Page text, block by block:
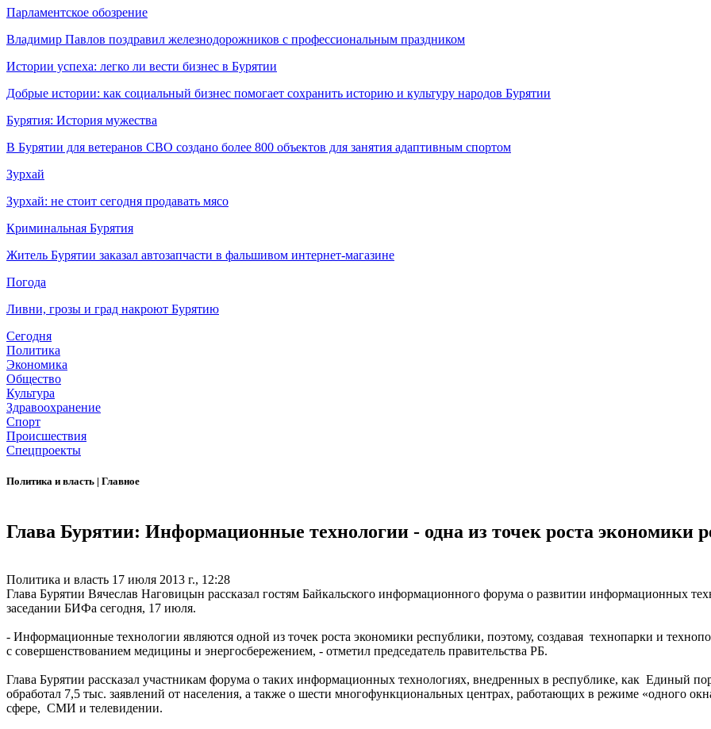
Парламентское обозрение
Владимир Павлов поздравил железнодорожников с профессиональным праздником
Истории успеха: легко ли вести бизнес в Бурятии
Добрые истории: как социальный бизнес помогает сохранить историю и культуру народов Бурятии
Бурятия: История мужества
В Бурятии для ветеранов СВО создано более 800 объектов для занятия адаптивным спортом
Зурхай
Зурхай: не стоит сегодня продавать мясо
Криминальная Бурятия
Житель Бурятии заказал автозапчасти в фальшивом интернет-магазине
Погода
Ливни, грозы и град накроют Бурятию
Сегодня
Политика
Экономика
Общество
Культура
Здравоохранение
Спорт
Происшествия
Спецпроекты
Политика и власть | Главное
Глава Бурятии: Информационные технологии - одна из точек роста экономики
Политика и власть 17 июля 2013 г., 12:28
Глава Бурятии Вячеслав Наговицын рассказал гостям Байкальского информационного форума о развитии информационных
заседании БИФа сегодня, 17 июля.
- Информационные технологии являются одной из точек роста экономики республики, поэтому, создавая технопарки и
с совершенствованием медицины и энергосбережением, - отметил председатель правительства РБ.
Глава Бурятии рассказал участникам форума о таких информационных технологиях, внедренных в республике, как Единый
обработал 7,5 тыс. заявлений от населения, а также о шести многофункциональных центрах, работающих в режиме «одного
сфере, СМИ и телевидении.